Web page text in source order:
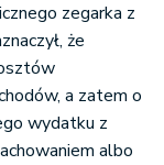
zegarka z
że
a zatem o
wydatku z
albo